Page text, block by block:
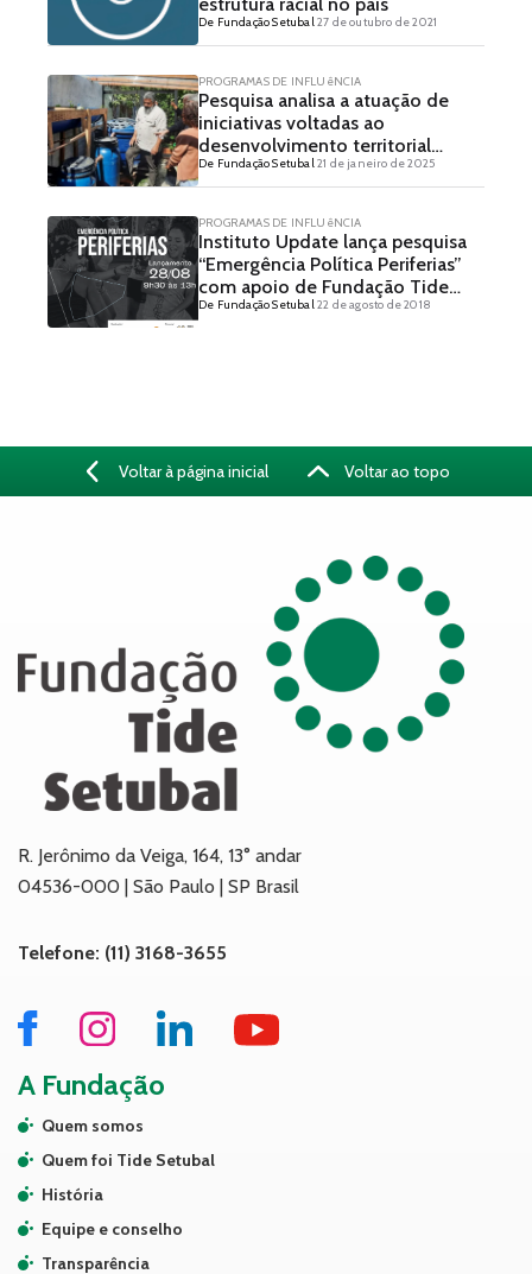
De Fundação Setubal27 de outubro de 2021
PROGRAMAS DE INFLUêNCIA
Pesquisa analisa a atuação de
iniciativas voltadas ao
desenvolvimento territorial
solidário
De Fundação Setubal21 de janeiro de 2025
PROGRAMAS DE INFLUêNCIA
Instituto Update lança pesquisa
“Emergência Política Periferias”
com apoio de Fundação Tide
Setubal e Ford Foundation
De Fundação Setubal22 de agosto de 2018
Voltar à página inicial Voltar ao topo
R. Jerônimo da Veiga, 164, 13° andar
04536-000 | São Paulo | SP Brasil
Telefone: (11) 3168-3655
A Fundação
Quem somos
Quem foi Tide Setubal
História
Equipe e conselho
Transparência